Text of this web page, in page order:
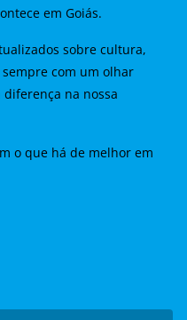
em Goiás.
sobre cultura,
com um olhar
na nossa
o que há de melhor em